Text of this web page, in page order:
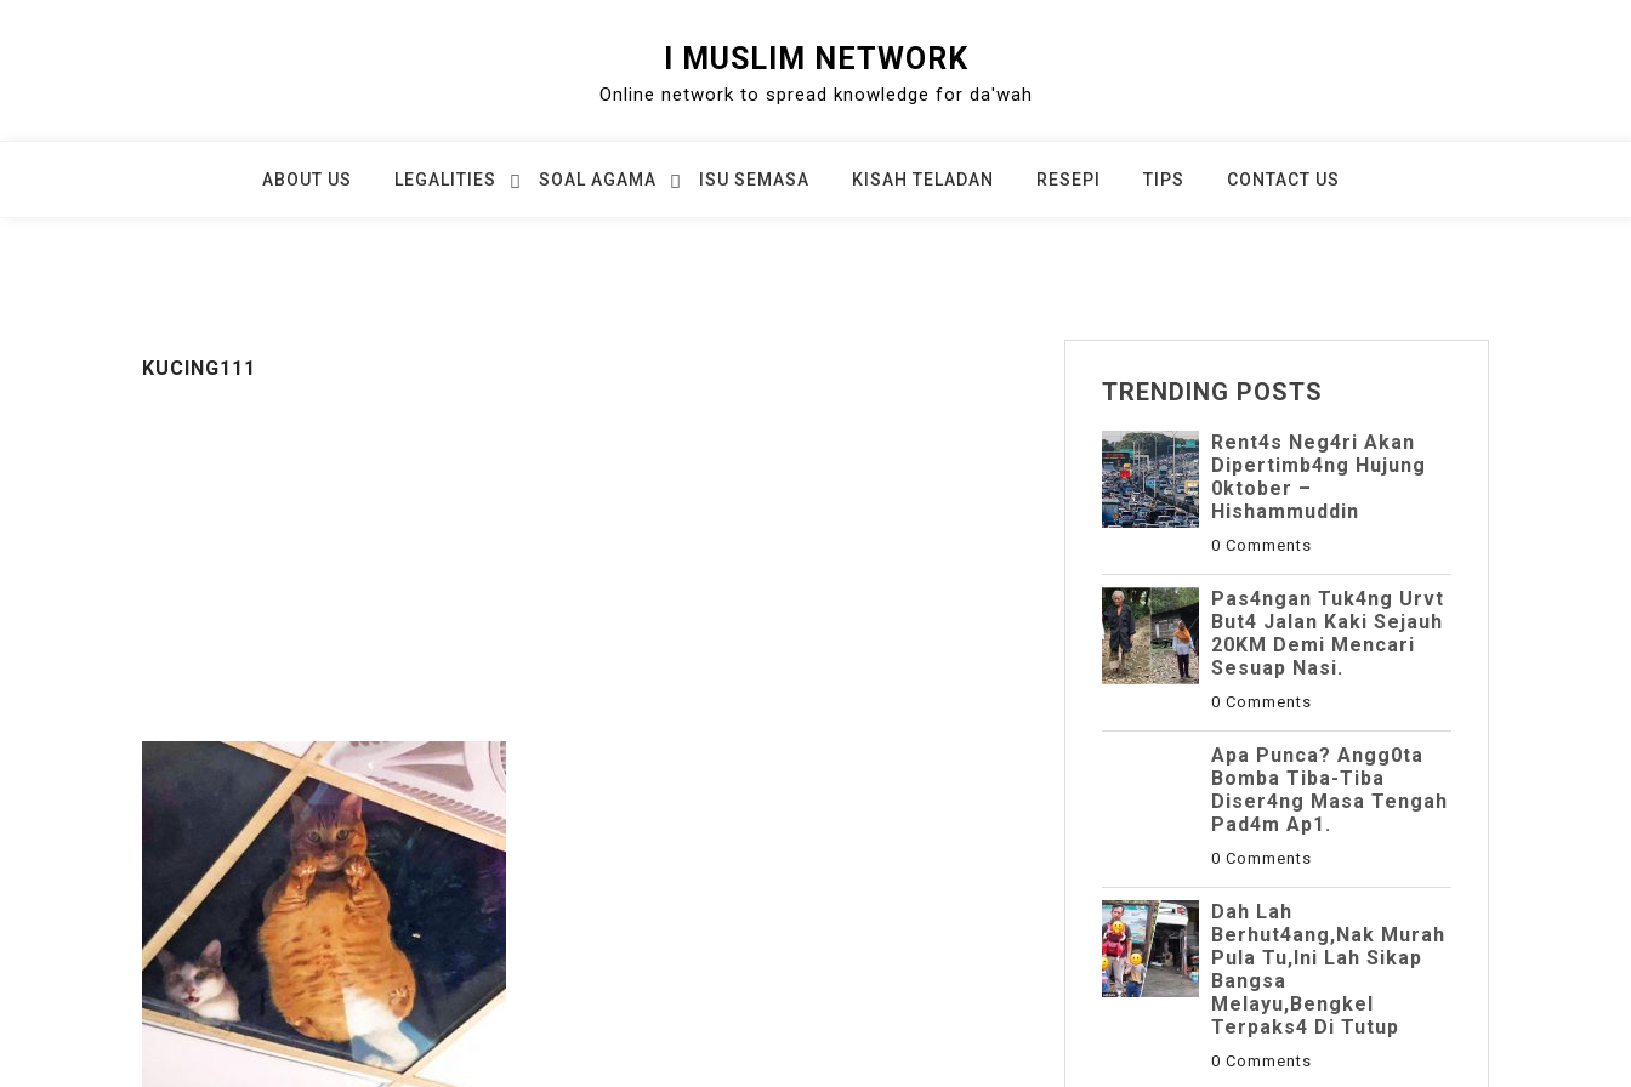
I MUSLIM NETWORK
Online network to spread knowledge for da'wah
ABOUT US LEGALITIES SOAL AGAMA ISU SEMASA KISAH TELADAN RESEPI TIPS CONTACT US
KUCING111
TRENDING POSTS
Rent4s Neg4ri Akan
Dipertimb4ng Hujung
0ktober –
Hishammuddin
0 Comments
Pas4ngan Tuk4ng Urvt
But4 JaIan Kaki Sejauh
20KM Demi Mencari
Sesuap Nasi.
0 Comments
Apa Punca? Angg0ta
Bomba Tiba-Tiba
Diser4ng Masa Tengah
Pad4m Ap1.
0 Comments
Dah Lah
Berhut4ang,Nak Murah
Pula Tu,Ini Lah Sikap
Bangsa
Melayu,Bengkel
Terpaks4 Di Tutup
0 Comments